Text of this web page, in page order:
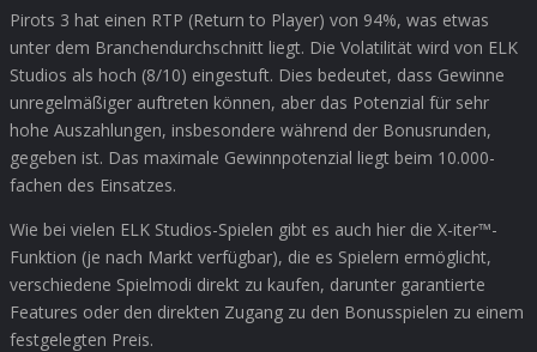
Pirots 3 hat einen RTP (Return to Player) von 94%, was etwas
unter dem Branchendurchschnitt liegt. Die Volatilität wird von ELK
Studios als hoch (8/10) eingestuft. Dies bedeutet, dass Gewinne
unregelmäßiger auftreten können, aber das Potenzial für sehr
hohe Auszahlungen, insbesondere während der Bonusrunden,
gegeben ist. Das maximale Gewinnpotenzial liegt beim 10.000-
fachen des Einsatzes.
Wie bei vielen ELK Studios-Spielen gibt es auch hier die X-iter™-
Funktion (je nach Markt verfügbar), die es Spielern ermöglicht,
verschiedene Spielmodi direkt zu kaufen, darunter garantierte
Features oder den direkten Zugang zu den Bonusspielen zu einem
festgelegten Preis.